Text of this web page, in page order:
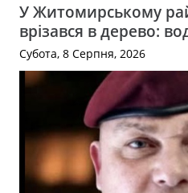
У Житомирському
врізався в дерево:
Субота, 8 Серпня, 2026